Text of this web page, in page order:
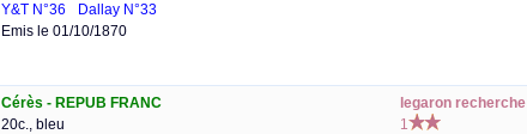
Y&T N°36
Dallay N°33
Emis le 01/10/1870
Cérès - REPUB FRANC
20c., bleu
legaron recherche
1